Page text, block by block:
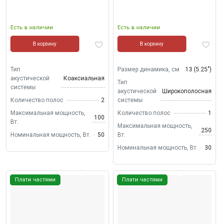
Есть в наличии
В корзину
Тип
акустической
системы
Коаксиальная
Количество полос
2
Максимальная мощность,
Вт.
100
Номинальная мощность, Вт. 50
Есть в наличии
В корзину
Размер динамика, см
13 (5.25")
Тип
акустической
системы
Широкополосная
Количество полос
1
Максимальная мощность,
Вт.
250
Номинальная мощность, Вт. 30
Плати частями Плати частями